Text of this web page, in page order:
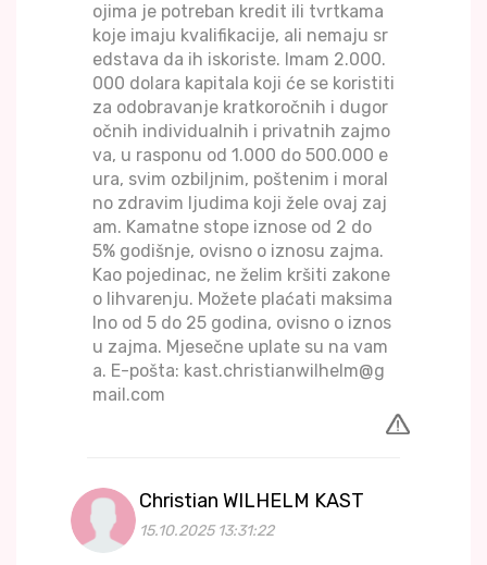
ojima je potreban kredit ili tvrtkama
koje imaju kvalifikacije, ali nemaju sr
edstava da ih iskoriste. Imam 2.000.
000 dolara kapitala koji će se koristiti
za odobravanje kratkoročnih i dugor
očnih individualnih i privatnih zajmo
va, u rasponu od 1.000 do 500.000 e
ura, svim ozbiljnim, poštenim i moral
no zdravim ljudima koji žele ovaj zaj
am. Kamatne stope iznose od 2 do
5% godišnje, ovisno o iznosu zajma.
Kao pojedinac, ne želim kršiti zakone
o lihvarenju. Možete plaćati maksima
lno od 5 do 25 godina, ovisno o iznos
u zajma. Mjesečne uplate su na vam
a. E-pošta: kast.christianwilhelm@g
mail.com
Christian WILHELM KAST
15.10.2025 13:31:22